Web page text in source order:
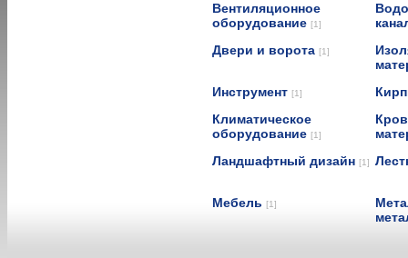
Вентиляционное
оборудование [1]
Двери и ворота [1]
Инструмент [1]
Климатическое
оборудование [1]
Ландшафтный дизайн [1]
Мебель [1]